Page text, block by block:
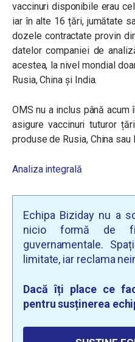
vaccinuri disponibile erau
iar în alte 16 țări, jumătate
dozele contractate provin
datelor companiei de
acestea, la nivel mondial
Rusia, China și India.
OMS nu a inclus până acum
asigure vaccinuri tuturor
produse de Rusia, China sau
Analiza integrală
Echipa Biziday nu a
nicio formă de
guvernamentale.
limitate, iar reclama
Dacă îți place ce
pentru susținerea